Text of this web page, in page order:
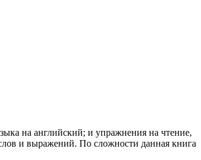
на английский; и упражнения на чтение,
и выражений. По сложности данная книга